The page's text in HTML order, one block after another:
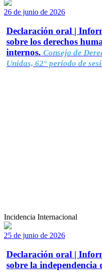
26 de junio de 2026
Declaración oral |
sobre los derechos
internos. Consejo de
Unidas, 62° período de
Incidencia Internacional
25 de junio de 2026
Declaración oral |
sobre la independencia